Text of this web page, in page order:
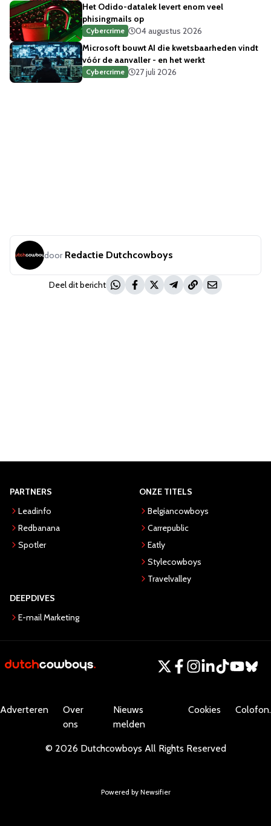
Het Odido-datalek levert enom veel
phisingmails op
Cybercrime
04 augustus 2026
Microsoft bouwt AI die kwetsbaarheden vindt
vóór de aanvaller - en het werkt
Cybercrime 27 juli 2026
door Redactie Dutchcowboys
Deel dit bericht
PARTNERS
Leadinfo
Redbanana
Spotler
ONZE TITELS
Belgiancowboys
Carrepublic
Eatly
Stylecowboys
Travelvalley
DEEPDIVES
E-mail Marketing
Adverteren
Over
ons
Nieuws
melden
Cookies Colofon.
© 2026 Dutchcowboys All Rights Reserved
Powered by Newsifier